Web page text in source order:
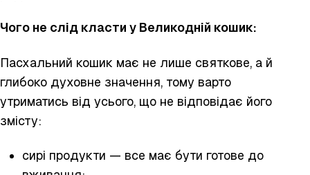
Чого не слід класти у Великодній кошик:
Пасхальний кошик має не лише святкове, а й
глибоко духовне значення, тому варто
утриматись від усього, що не відповідає його
змісту:
сирі продукти — все має бути готове до